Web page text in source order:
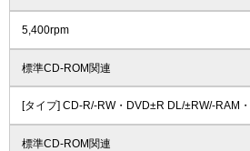
5,400rpm
標準CD-ROM関連
[タイプ] CD-R/-RW・DVD±R DL/±RW/-RAM
標準CD-ROM関連